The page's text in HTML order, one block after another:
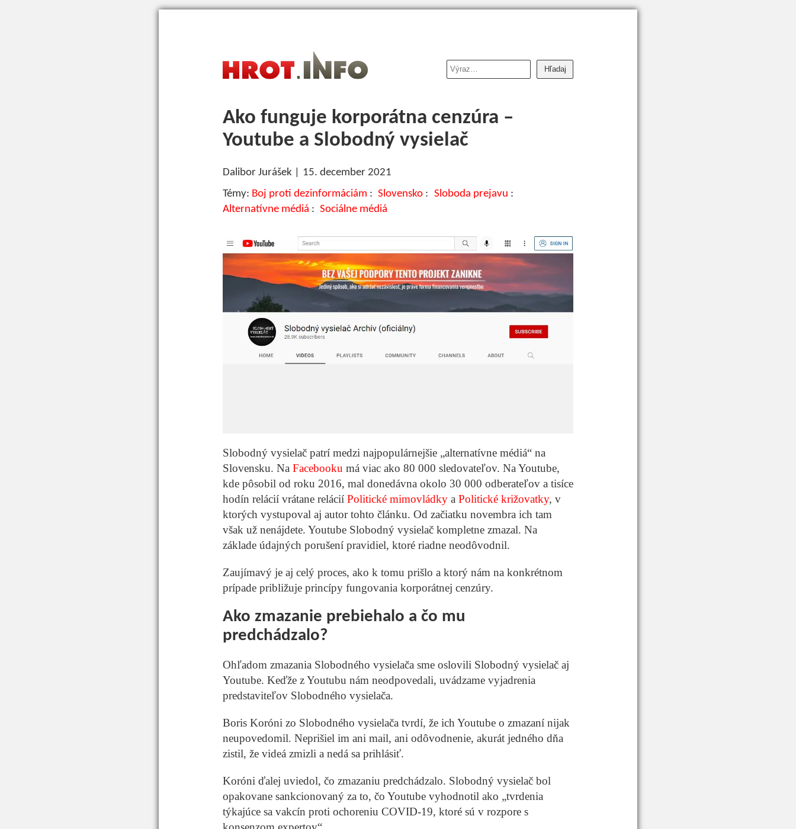
Hľadaj
Ako funguje korporátna cenzúra –
Youtube a Slobodný vysielač
Dalibor Jurášek
15. december 2021
Boj proti dezinformáciám
Slovensko
Sloboda prejavu
Alternatívne médiá
Sociálne médiá
Slobodný vysielač patrí medzi najpopulárnejšie „alternatívne médiá“ na
Slovensku. Na Facebooku má viac ako 80 000 sledovateľov. Na Youtube,
kde pôsobil od roku 2016, mal donedávna okolo 30 000 odberateľov a tisíce
hodín relácií vrátane relácií Politické mimovládky a Politické križovatky, v
ktorých vystupoval aj autor tohto článku. Od začiatku novembra ich tam
však už nenájdete. Youtube Slobodný vysielač kompletne zmazal. Na
základe údajných porušení pravidiel, ktoré riadne neodôvodnil.
Zaujímavý je aj celý proces, ako k tomu prišlo a ktorý nám na konkrétnom
prípade približuje princípy fungovania korporátnej cenzúry.
Ako zmazanie prebiehalo a čo mu
predchádzalo?
Ohľadom zmazania Slobodného vysielača sme oslovili Slobodný vysielač aj
Youtube. Keďže z Youtubu nám neodpovedali, uvádzame vyjadrenia
predstaviteľov Slobodného vysielača.
Boris Koróni zo Slobodného vysielača tvrdí, že ich Youtube o zmazaní nijak
neupovedomil. Neprišiel im ani mail, ani odôvodnenie, akurát jedného dňa
zistil, že videá zmizli a nedá sa prihlásiť.
Koróni ďalej uviedol, čo zmazaniu predchádzalo. Slobodný vysielač bol
opakovane sankcionovaný za to, čo Youtube vyhodnotil ako „tvrdenia
týkajúce sa vakcín proti ochoreniu COVID-19, ktoré sú v rozpore s